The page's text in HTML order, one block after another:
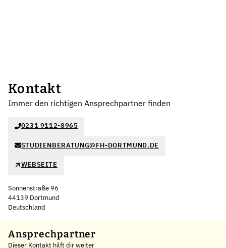
Kontakt
Immer den richtigen Ansprechpartner finden
0231 9112-8965
STUDIENBERATUNG@FH-DORTMUND.DE
WEBSEITE
Sonnenstraße 96
44139 Dortmund
Deutschland
+
Ansprechpartner
Dieser Kontakt hilft dir weiter